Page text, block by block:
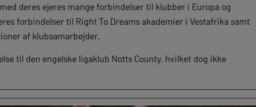
deres ejeres mange forbindelser til klubber i Europa og
forbindelser til Right To Dreams akademier i Vestafrika samt
af klubsamarbejder.
til den engelske ligaklub Notts County, hvilket dog ikke